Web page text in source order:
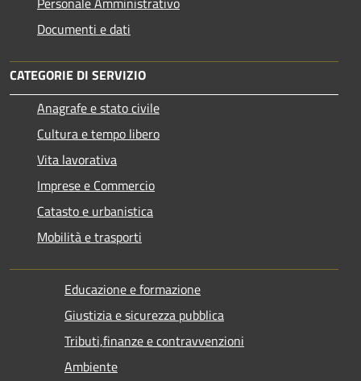
Documenti e dati
CATEGORIE DI SERVIZIO
Anagrafe e stato civile
Cultura e tempo libero
Vita lavorativa
Imprese e Commercio
Catasto e urbanistica
Mobilità e trasporti
Educazione e formazione
Giustizia e sicurezza pubblica
Tributi,finanze e contravvenzioni
Ambiente